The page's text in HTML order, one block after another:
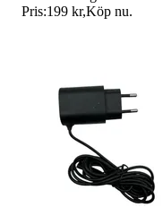
Pris:199 kr,Köp nu.